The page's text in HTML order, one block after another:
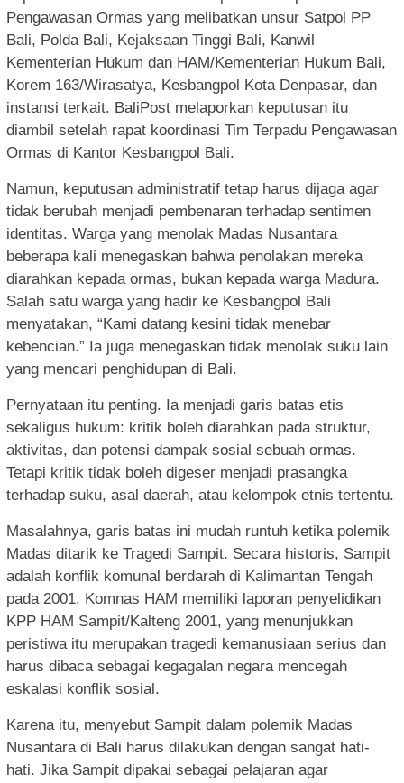
Pengawasan Ormas yang melibatkan unsur Satpol PP
Bali, Polda Bali, Kejaksaan Tinggi Bali, Kanwil
Kementerian Hukum dan HAM/Kementerian Hukum Bali,
Korem 163/Wirasatya, Kesbangpol Kota Denpasar, dan
instansi terkait. BaliPost melaporkan keputusan itu
diambil setelah rapat koordinasi Tim Terpadu Pengawasan
Ormas di Kantor Kesbangpol Bali.
Namun, keputusan administratif tetap harus dijaga agar
tidak berubah menjadi pembenaran terhadap sentimen
identitas. Warga yang menolak Madas Nusantara
beberapa kali menegaskan bahwa penolakan mereka
diarahkan kepada ormas, bukan kepada warga Madura.
Salah satu warga yang hadir ke Kesbangpol Bali
menyatakan, “Kami datang kesini tidak menebar
kebencian.” Ia juga menegaskan tidak menolak suku lain
yang mencari penghidupan di Bali.
Pernyataan itu penting. Ia menjadi garis batas etis
sekaligus hukum: kritik boleh diarahkan pada struktur,
aktivitas, dan potensi dampak sosial sebuah ormas.
Tetapi kritik tidak boleh digeser menjadi prasangka
terhadap suku, asal daerah, atau kelompok etnis tertentu.
Masalahnya, garis batas ini mudah runtuh ketika polemik
Madas ditarik ke Tragedi Sampit. Secara historis, Sampit
adalah konflik komunal berdarah di Kalimantan Tengah
pada 2001. Komnas HAM memiliki laporan penyelidikan
KPP HAM Sampit/Kalteng 2001, yang menunjukkan
peristiwa itu merupakan tragedi kemanusiaan serius dan
harus dibaca sebagai kegagalan negara mencegah
eskalasi konflik sosial.
Karena itu, menyebut Sampit dalam polemik Madas
Nusantara di Bali harus dilakukan dengan sangat hati-
hati. Jika Sampit dipakai sebagai pelajaran agar